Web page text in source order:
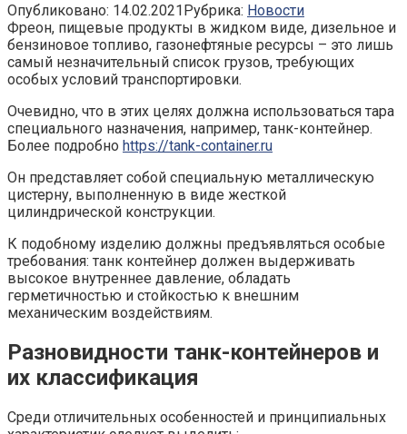
Опубликовано: 14.02.2021Рубрика: Новости
Фреон, пищевые продукты в жидком виде, дизельное и
бензиновое топливо, газонефтяные ресурсы – это лишь
самый незначительный список грузов, требующих
особых условий транспортировки.
Очевидно, что в этих целях должна использоваться тара
специального назначения, например, танк-контейнер.
Более подробно https://tank-container.ru
Он представляет собой специальную металлическую
цистерну, выполненную в виде жесткой
цилиндрической конструкции.
К подобному изделию должны предъявляться особые
требования: танк контейнер должен выдерживать
высокое внутреннее давление, обладать
герметичностью и стойкостью к внешним
механическим воздействиям.
Разновидности танк-контейнеров и
их классификация
Среди отличительных особенностей и принципиальных